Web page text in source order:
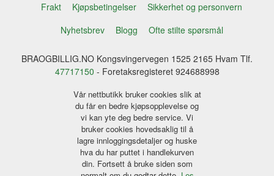
Frakt Kjøpsbetingelser
Sikkerhet og personvern
Nyhetsbrev
Blogg Ofte stilte spørsmål
BRAOGBILLIG.NO Kongsvingervegen 1525 2165 Hvam Tlf.
47717150 - Foretaksregisteret 924688998
Vår nettbutikk bruker cookies slik at
du får en bedre kjøpsopplevelse og
vi kan yte deg bedre service. Vi
bruker cookies hovedsaklig til å
lagre innloggingsdetaljer og huske
hva du har puttet i handlekurven
din. Fortsett å bruke siden som